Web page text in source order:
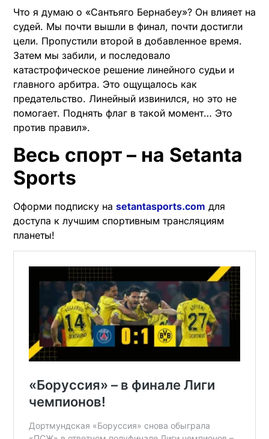
Что я думаю о «Сантьяго Бернабеу»? Он влияет на
судей. Мы почти вышли в финал, почти достигли
цели. Пропустили второй в добавленное время.
Затем мы забили, и последовало
катастрофическое решение линейного судьи и
главного арбитра. Это ощущалось как
предательство. Линейный извинился, но это не
помогает. Поднять флаг в такой момент… Это
против правил».
Весь спорт – на Setanta
Sports
Оформи подписку на setantasports.com для
доступа к лучшим спортивным трансляциям
планеты!